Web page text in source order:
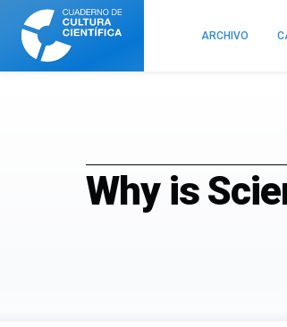
Cuaderno
Cultura
Científica
ARCHIVO
Why is